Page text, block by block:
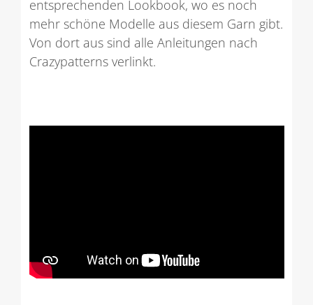
entsprechenden Lookbook, wo es noch
mehr schöne Modelle aus diesem Garn gibt.
Von dort aus sind alle Anleitungen nach
Crazypatterns verlinkt.